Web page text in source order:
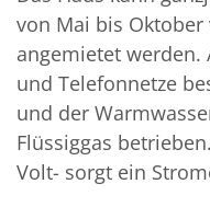
von Mai bis Oktober
angemietet werden.
und Telefonnetze
und der
Flüssiggas
Volt- sorgt ein